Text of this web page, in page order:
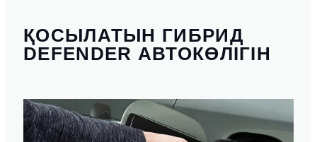
ҚОСЫЛАТЫН ГИБРИД
DEFENDER АВТОКӨЛІГІН